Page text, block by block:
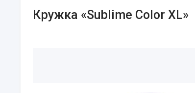
Кружка «Sublime Color XL»